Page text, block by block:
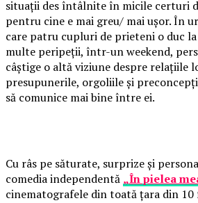
situații des întâlnite în micile certuri
pentru cine e mai greu/ mai ușor. În
care patru cupluri de prieteni o duc
multe peripeții, într-un weekend,
câștige o altă viziune despre relațiile
presupunerile, orgoliile și
să comunice mai bine între ei.
Cu râs pe săturate, surprize și
comedia independentă „În pielea
cinematografele din toată țara din 10